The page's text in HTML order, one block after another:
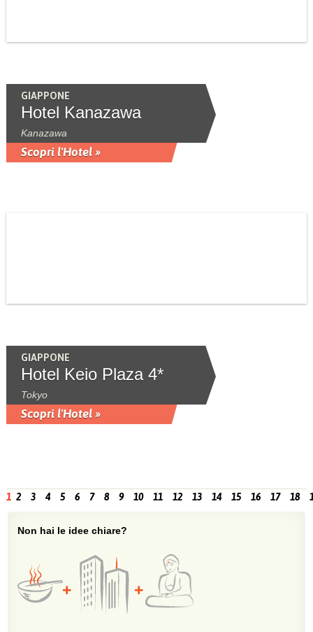
GIAPPONE
Hotel Kanazawa
Kanazawa
Scopri l'Hotel »
GIAPPONE
Hotel Keio Plaza 4*
Tokyo
Scopri l'Hotel »
1 2 3 4 5 6 7 8 9 10 11 12 13 14 15 16 17 18
Non hai le idee chiare?